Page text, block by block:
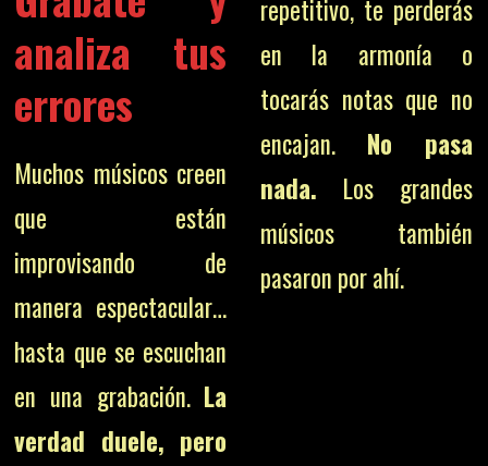
analiza tus
errores
Muchos músicos creen
que están
improvisando de
manera espectacular…
hasta que se escuchan
en una grabación. La
verdad duele, pero
repetitivo, te perderás
en la armonía o
tocarás notas que no
encajan. No pasa
nada. Los grandes
músicos también
pasaron por ahí.